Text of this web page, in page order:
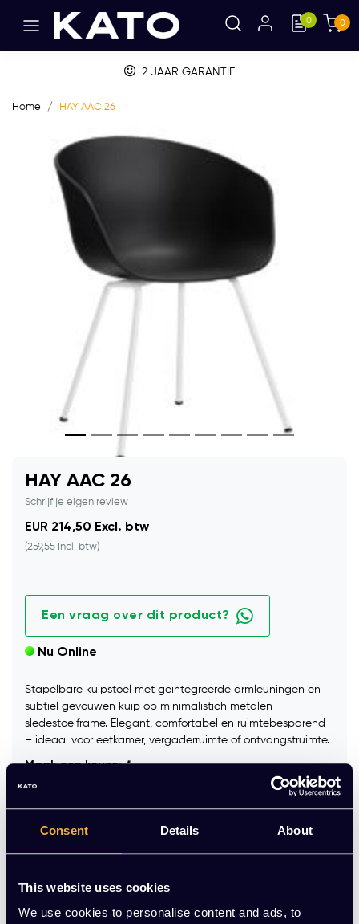
Consent Details About
This website uses cookies
We use cookies to personalise content and ads, to
0 0
2 JAAR GARANTIE
Home HAY AAC 26
HAY AAC 26
Schrijf je eigen review
EUR 214,50 Excl. btw
(259,55 Incl. btw)
Een vraag over dit product?
Nu Online
Stapelbare kuipstoel met geïntegreerde armleuningen en
subtiel gevouwen kuip op minimalistich metalen
sledestoelframe. Elegant, comfortabel en ruimtebesparend
– ideaal voor eetkamer, vergaderruimte of ontvangstruimte.
Maak een keuze:*
Kleur frame :